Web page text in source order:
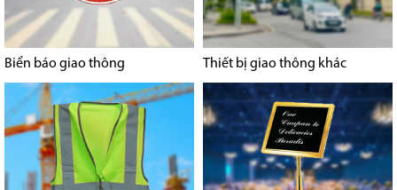
Biển báo giao thông Thiết bị giao thông khác